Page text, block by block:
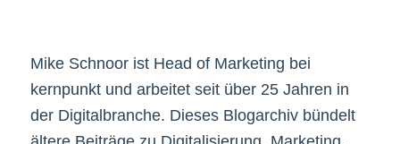
Mike Schnoor ist Head of Marketing bei
kernpunkt und arbeitet seit über 25 Jahren in
der Digitalbranche. Dieses Blogarchiv bündelt